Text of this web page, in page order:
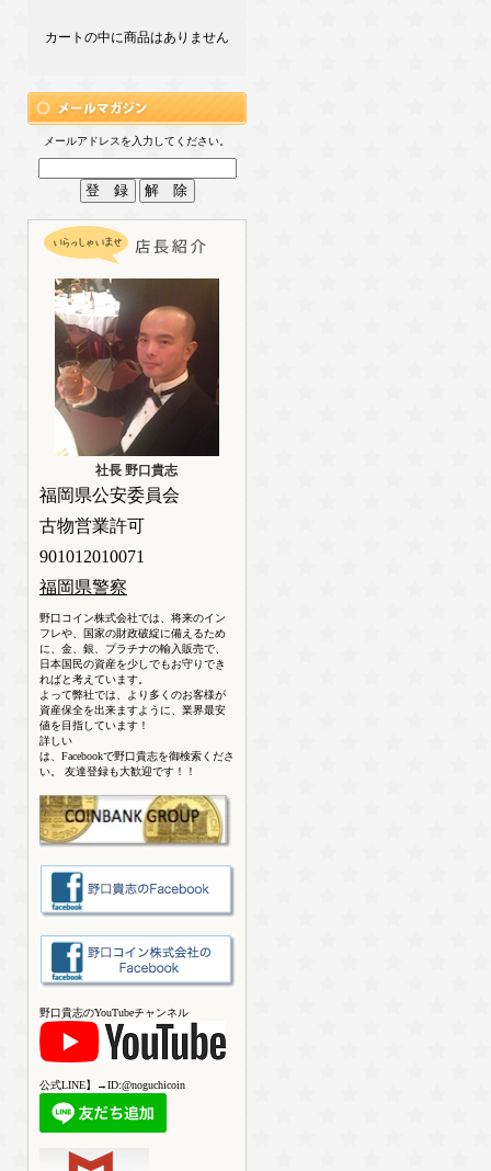
カートの中に商品はありません
メールアドレスを入力してください。
社長 野口貴志
福岡県公安委員会
古物営業許可
901012010071
福岡県警察
野口コイン株式会社では、将来のイン
フレや、国家の財政破綻に備えるため
に、金、銀、プラチナの輸入販売で、
日本国民の資産を少しでもお守りでき
ればと考えています。
よって弊社では、より多くのお客様が
資産保全を出来ますように、業界最安
値を目指しています！
詳しい
は、Facebookで野口貴志を御検索くださ
い。 友達登録も大歓迎です！！
野口貴志のYouTubeチャンネル
公式LINE】→ID:@noguchicoin